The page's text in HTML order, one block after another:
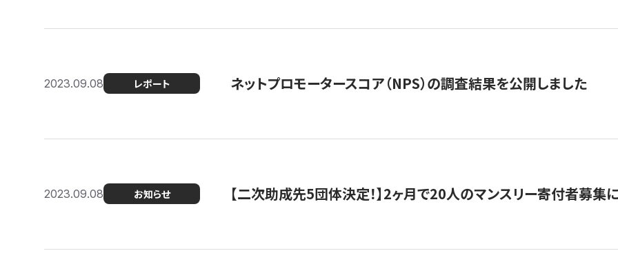
2023.09.08 レポート ネットプロモータースコア（NPS）の調査結果を公開しました
2023.09.08 お知らせ 【二次助成先5団体決定！】2ヶ月で20人のマンスリー寄付者募集